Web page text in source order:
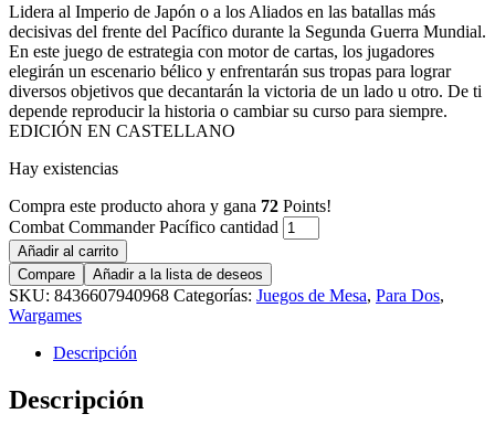
Lidera al Imperio de Japón o a los Aliados en las batallas más
decisivas del frente del Pacífico durante la Segunda Guerra Mundial.
En este juego de estrategia con motor de cartas, los jugadores
elegirán un escenario bélico y enfrentarán sus tropas para lograr
diversos objetivos que decantarán la victoria de un lado u otro. De ti
depende reproducir la historia o cambiar su curso para siempre.
EDICIÓN EN CASTELLANO
Hay existencias
Compra este producto ahora y gana 72 Points!
Combat Commander Pacífico cantidad
Añadir al carrito
Compare
Añadir a la lista de deseos
SKU: 8436607940968 Categorías: Juegos de Mesa, Para Dos,
Wargames
Descripción
Descripción